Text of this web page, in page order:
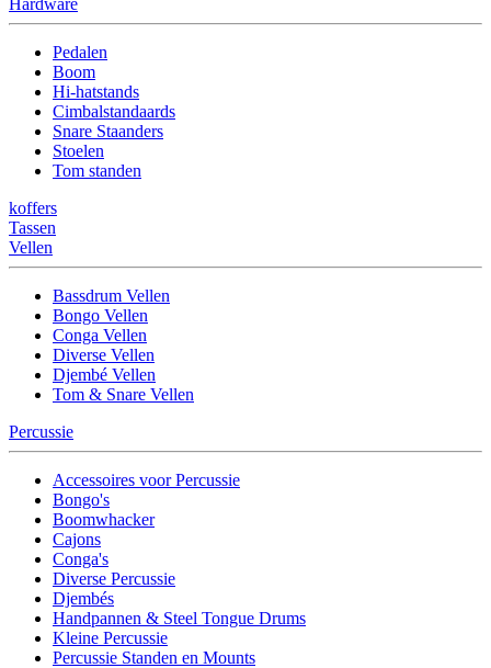
Hardware
Pedalen
Boom
Hi-hatstands
Cimbalstandaards
Snare Staanders
Stoelen
Tom standen
koffers
Tassen
Vellen
Bassdrum Vellen
Bongo Vellen
Conga Vellen
Diverse Vellen
Djembé Vellen
Tom & Snare Vellen
Percussie
Accessoires voor Percussie
Bongo's
Boomwhacker
Cajons
Conga's
Diverse Percussie
Djembés
Handpannen & Steel Tongue Drums
Kleine Percussie
Percussie Standen en Mounts